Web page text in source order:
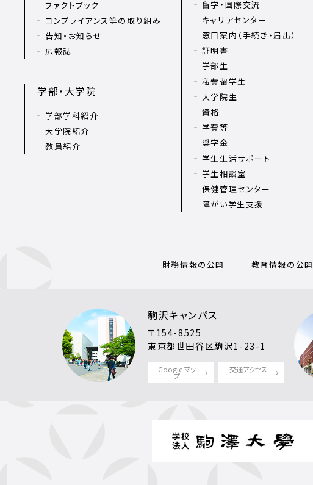
ファクトブック
コンプライアンス等の取り組み
告知・お知らせ
広報誌
学部・大学院
学部学科紹介
大学院紹介
教員紹介
留学・国際交流
キャリアセンター
窓口案内（手続き・届出）
証明書
学部生
私費留学生
大学院生
資格
学費等
奨学金
学生生活サポート
学生相談室
保健管理センター
障がい学生支援
財務情報の公開 教育情報の公開
駒沢キャンパス
〒154-8525
東京都世田谷区駒沢1-23-1
Google マッ
プ
交通アクセス